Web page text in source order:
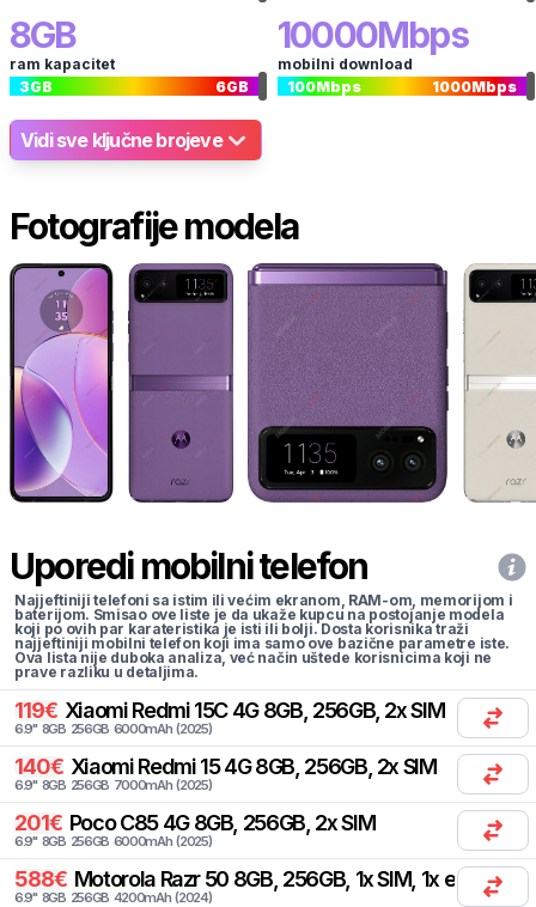
8GB
ram kapacitet
3GB 6GB
10000Mbps
mobilni download
100Mbps 1000Mbps
Vidi sve ključne brojeve
Fotografije modela
Uporedi mobilni telefon
Najjeftiniji telefoni sa istim ili većim ekranom, RAM-om, memorijom i
baterijom. Smisao ove liste je da ukaže kupcu na postojanje modela
koji po ovih par karateristika je isti ili bolji. Dosta korisnika traži
najjeftiniji mobilni telefon koji ima samo ove bazične parametre iste.
Ova lista nije duboka analiza, već način uštede korisnicima koji ne
prave razliku u detaljima.
119€ Xiaomi Redmi 15C 4G 8GB, 256GB, 2x SIM
6.9" 8GB 256GB 6000mAh (2025)
140€ Xiaomi Redmi 15 4G 8GB, 256GB, 2x SIM
6.9" 8GB 256GB 7000mAh (2025)
201€ Poco C85 4G 8GB, 256GB, 2x SIM
6.9" 8GB 256GB 6000mAh (2025)
588€ Motorola Razr 50 8GB, 256GB, 1x SIM, 1x eSIM
6.9" 8GB 256GB 4200mAh (2024)